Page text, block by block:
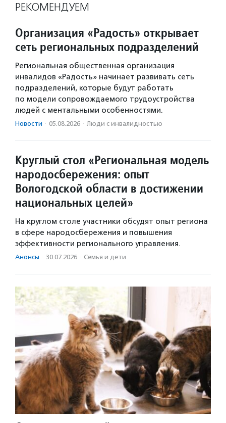
РЕКОМЕНДУЕМ
Организация «Радость» открывает
сеть региональных подразделений
Региональная общественная организация
инвалидов «Радость» начинает развивать сеть
подразделений, которые будут работать
по модели сопровождаемого трудоустройства
людей с ментальными особенностями.
Новости · 05.08.2026 · Люди с инвалидностью
Круглый стол «Региональная модель
народосбережения: опыт
Вологодской области в достижении
национальных целей»
На круглом столе участники обсудят опыт региона
в сфере народосбережения и повышения
эффективности регионального управления.
Анонсы · 30.07.2026 · Семья и дети